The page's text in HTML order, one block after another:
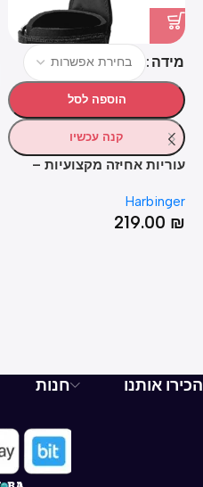
מידה
הוספה לסל
קנה עכשיו
עוריות אחיזה מקצועיות –
Harbinger
219.00 ₪
הכירו אותנו חנות